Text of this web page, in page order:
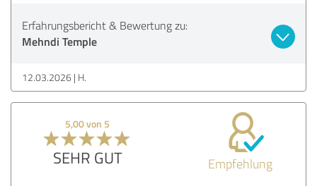
Erfahrungsbericht & Bewertung zu:
Mehndi Temple
12.03.2026 H.
5,00 von 5
SEHR GUT Empfehlung